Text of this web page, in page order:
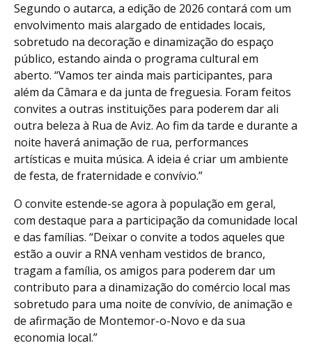
Segundo o autarca, a edição de 2026 contará com um
envolvimento mais alargado de entidades locais,
sobretudo na decoração e dinamização do espaço
público, estando ainda o programa cultural em
aberto. “Vamos ter ainda mais participantes, para
além da Câmara e da junta de freguesia. Foram feitos
convites a outras instituições para poderem dar ali
outra beleza à Rua de Aviz. Ao fim da tarde e durante a
noite haverá animação de rua, performances
artísticas e muita música. A ideia é criar um ambiente
de festa, de fraternidade e convívio.”
O convite estende-se agora à população em geral,
com destaque para a participação da comunidade local
e das famílias. “Deixar o convite a todos aqueles que
estão a ouvir a RNA venham vestidos de branco,
tragam a família, os amigos para poderem dar um
contributo para a dinamização do comércio local mas
sobretudo para uma noite de convívio, de animação e
de afirmação de Montemor-o-Novo e da sua
economia local.”